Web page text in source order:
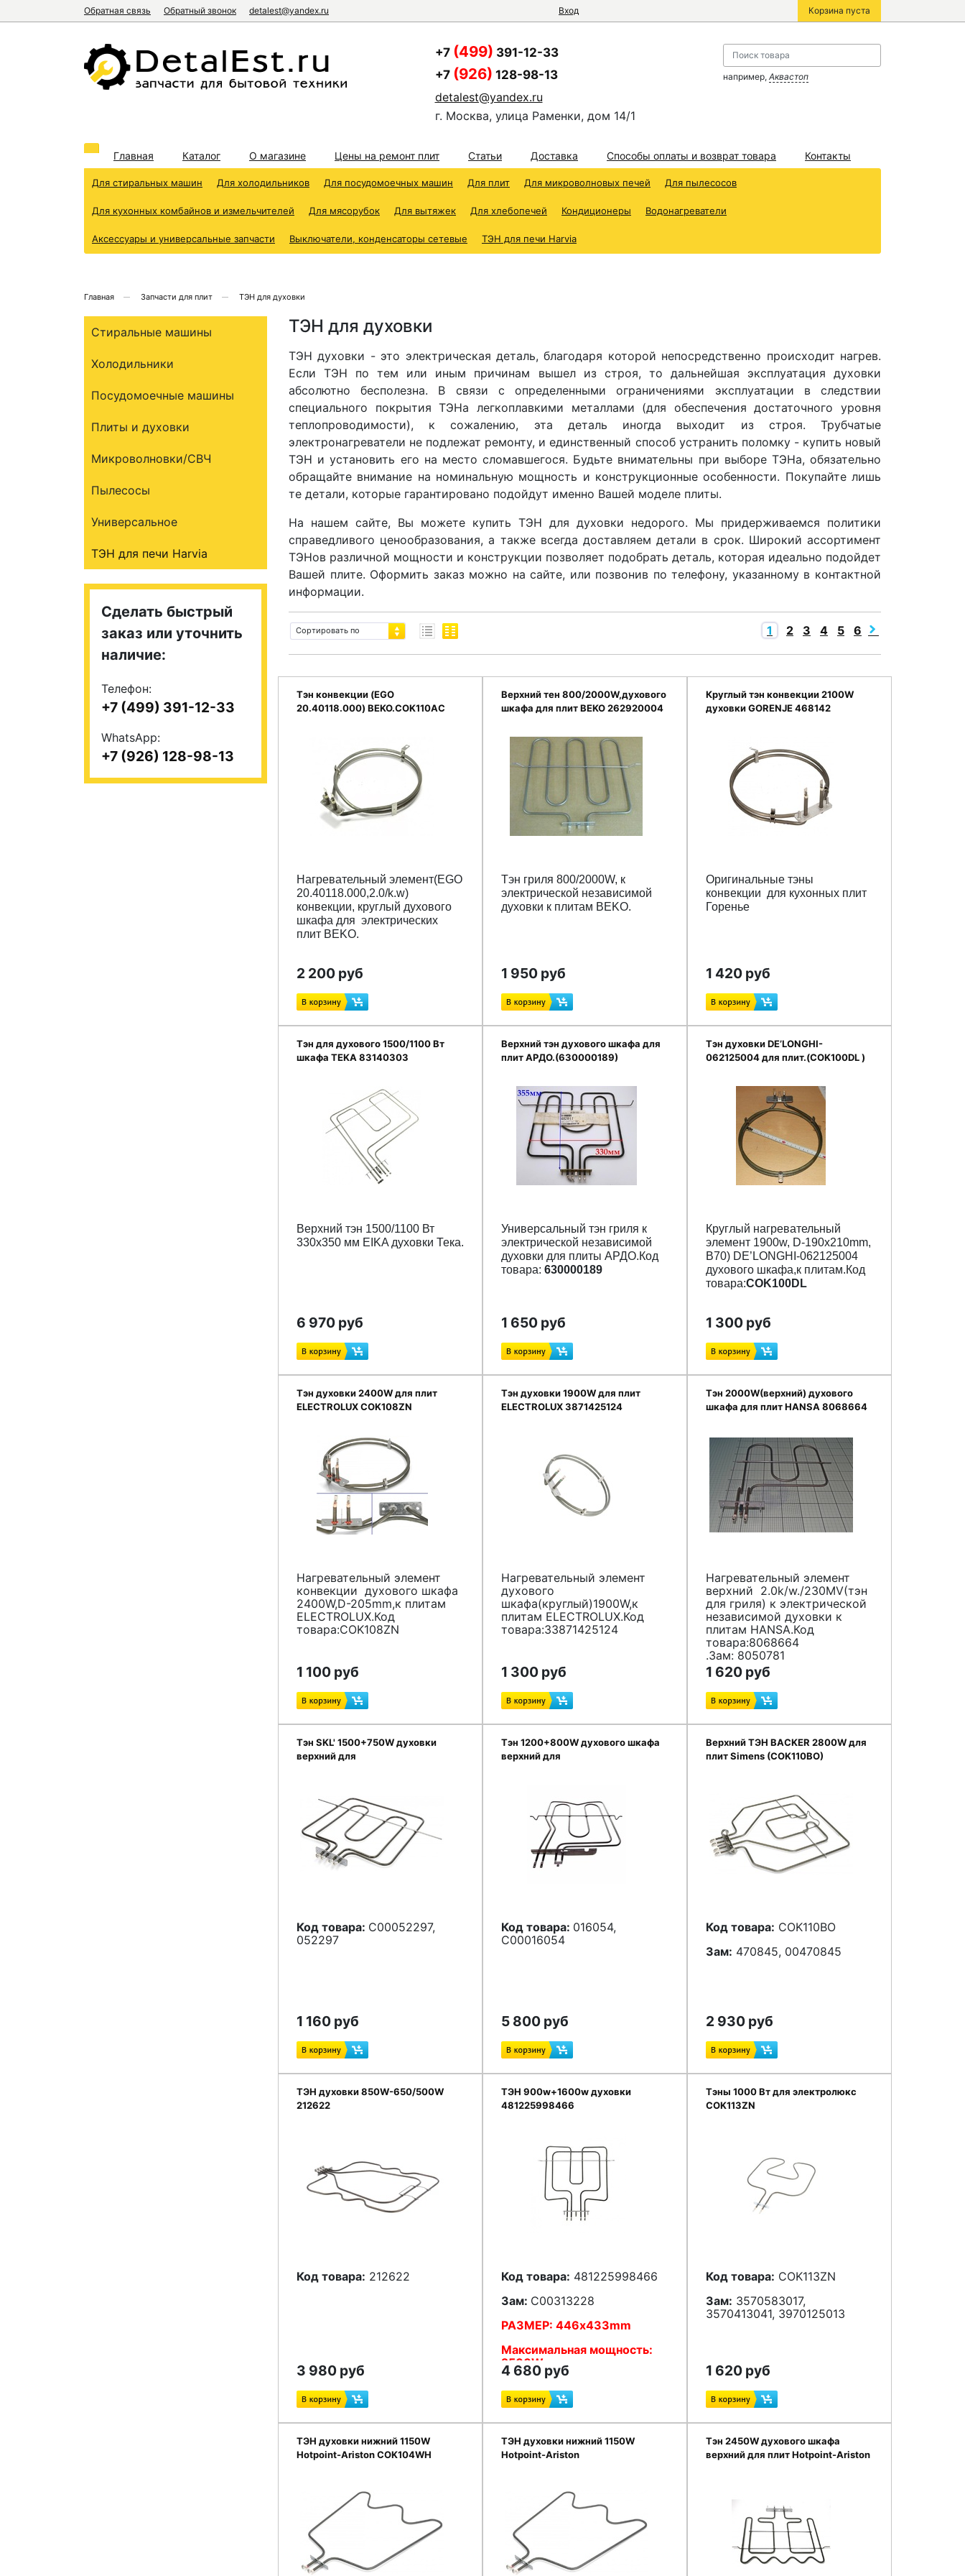
Обратная связь Обратный звонок detalest@yandex.ru Вход Корзина пуста
+7 (499) 391-12-33
+7 (926) 128-98-13
detalest@yandex.ru
г. Москва, улица Раменки, дом 14/1
например, Аквастоп
Главная Каталог О магазине Цены на ремонт плит Статьи Доставка Способы оплаты и возврат товара Контакты
Для стиральных машин Для холодильников Для посудомоечных машин Для плит Для микроволновых печей Для пылесосов
Для кухонных комбайнов и измельчителей Для мясорубок Для вытяжек Для хлебопечей Кондиционеры Водонагреватели
Аксессуары и универсальные запчасти Выключатели, конденсаторы сетевые ТЭН для печи Harvia
Главная Запчасти для плит ТЭН для духовки
ТЭН для духовки
ТЭН духовки - это электрическая деталь, благодаря которой непосредственно происходит нагрев.
Если ТЭН по тем или иным причинам вышел из строя, то дальнейшая эксплуатация духовки
абсолютно бесполезна. В связи с определенными ограничениями эксплуатации в следствии
специального покрытия ТЭНа легкоплавкими металлами (для обеспечения достаточного уровня
теплопроводимости), к сожалению, эта деталь иногда выходит из строя. Трубчатые
электронагреватели не подлежат ремонту, и единственный способ устранить поломку - купить новый
ТЭН и установить его на место сломавшегося. Будьте внимательны при выборе ТЭНа, обязательно
обращайте внимание на номинальную мощность и конструкционные особенности. Покупайте лишь
те детали, которые гарантировано подойдут именно Вашей моделе плиты.
На нашем сайте, Вы можете купить ТЭН для духовки недорого. Мы придерживаемся политики
справедливого ценообразования, а также всегда доставляем детали в срок. Широкий ассортимент
ТЭНов различной мощности и конструкции позволяет подобрать деталь, которая идеально подойдет
Вашей плите. Оформить заказ можно на сайте, или позвонив по телефону, указанному в контактной
информации.
Сортировать по 1 2 3 4 5 6
Тэн конвекции (EGO
20.40118.000) BEKO.COK110AC
Нагревательный элемент(EGO
20.40118.000,2.0/k.w)
конвекции, круглый духового
шкафа для электрических
плит BEKO.
2 200 руб
Верхний тен 800/2000W,духового
шкафа для плит BEKO 262920004
Тэн гриля 800/2000W, к
электрической независимой
духовки к плитам BEKO.
1 950 руб
Круглый тэн конвекции 2100W
духовки GORENJE 468142
Оригинальные тэны
конвекции для кухонных плит
Горенье
1 420 руб
Тэн для духового 1500/1100 Вт
шкафа TEKA 83140303
Верхний тэн 1500/1100 Вт
330x350 мм EIKA духовки Тека.
6 970 руб
Верхний тэн духового шкафа для
плит АРДО.(630000189)
Универсальный тэн гриля к
электрической независимой
духовки для плиты АРДО.Код
товара: 630000189
1 650 руб
Тэн духовки DE’LONGHI-
062125004 для плит.(COK100DL )
Круглый нагревательный
элемент 1900w, D-190x210mm,
B70) DE’LONGHI-062125004
духового шкафа,к плитам.Код
товара:COK100DL
1 300 руб
Тэн духовки 2400W для плит
ELECTROLUX COK108ZN
Нагревательный элемент
конвекции духового шкафа
2400W,D-205mm,к плитам
ELECTROLUX.Код
товара:COK108ZN
1 100 руб
Тэн духовки 1900W для плит
ELECTROLUX 3871425124
Нагревательный элемент
духового
шкафа(круглый)1900W,к
плитам ELECTROLUX.Код
товара:33871425124
1 300 руб
Тэн 2000W(верхний) духового
шкафа для плит HANSA 8068664
Нагревательный элемент
верхний 2.0k/w./230МV(тэн
для гриля) к электрической
независимой духовки к
плитам HANSA.Код
товара:8068664
.Зам: 8050781
1 620 руб
Тэн SKL' 1500+750W духовки
верхний для
Код товара: C00052297,
052297
1 160 руб
Тэн 1200+800W духового шкафа
верхний для
Код товара: 016054,
C00016054
5 800 руб
Верхний ТЭН BACKER 2800W для
плит Simens (COK110BO)
Код товара: COK110BO
Зам: 470845, 00470845
2 930 руб
ТЭН духовки 850W-650/500W
212622
Код товара: 212622
3 980 руб
ТЭН 900w+1600w духовки
481225998466
Код товара: 481225998466
Зам: C00313228
РАЗМЕР: 446x433mm
Максимальная мощность:
2500W
4 680 руб
Тэны 1000 Вт для электролюкс
COK113ZN
Код товара: COK113ZN
Зам: 3570583017,
3570413041, 3970125013
1 620 руб
ТЭН духовки нижний 1150W
Hotpoint-Ariston COK104WH
ТЭН духовки нижний 1150W
Hotpoint-Ariston
Тэн 2450W духового шкафа
верхний для плит Hotpoint-Ariston
Стиральные машины
Холодильники
Посудомоечные машины
Плиты и духовки
Микроволновки/СВЧ
Пылесосы
Универсальное
ТЭН для печи Harvia
Сделать быстрый
заказ или уточнить
наличие:
Телефон:
+7 (499) 391-12-33
WhatsApp:
+7 (926) 128-98-13